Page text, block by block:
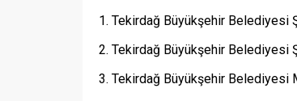
1. Tekirdağ Büyükşehir Belediyesi
2. Tekirdağ Büyükşehir Belediyesi
3. Tekirdağ Büyükşehir Belediyesi